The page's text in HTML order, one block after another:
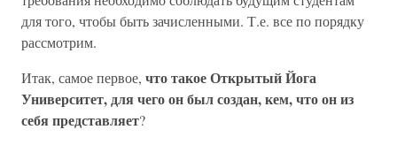
для того, чтобы быть зачисленными. Т.е. все по порядку
рассмотрим.
Итак, самое первое, что такое Открытый Йога
Университет, для чего он был создан, кем, что он из
себя представляет?